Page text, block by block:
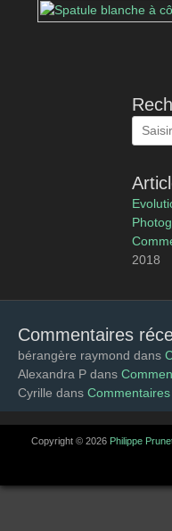
2018
Commentaires
bérangère raymond dans
Alexandra P dans
Cyrille dans Commentaires
Copyright © 2026 Philippe